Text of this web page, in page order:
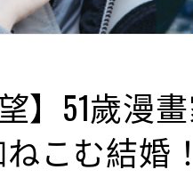
】51歲漫
こむ結婚！